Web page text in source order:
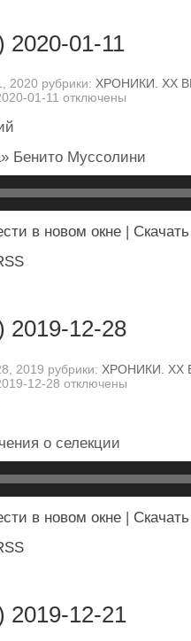
2020-01-11
2020 рубрики: ХРОНИКИ. ХХ
01-11 отключены
Бенито Муссолини
в новом окне | Скачать
2019-12-28
2019 рубрики: ХРОНИКИ. ХХ
12-28 отключены
о селекции
в новом окне | Скачать
2019-12-21